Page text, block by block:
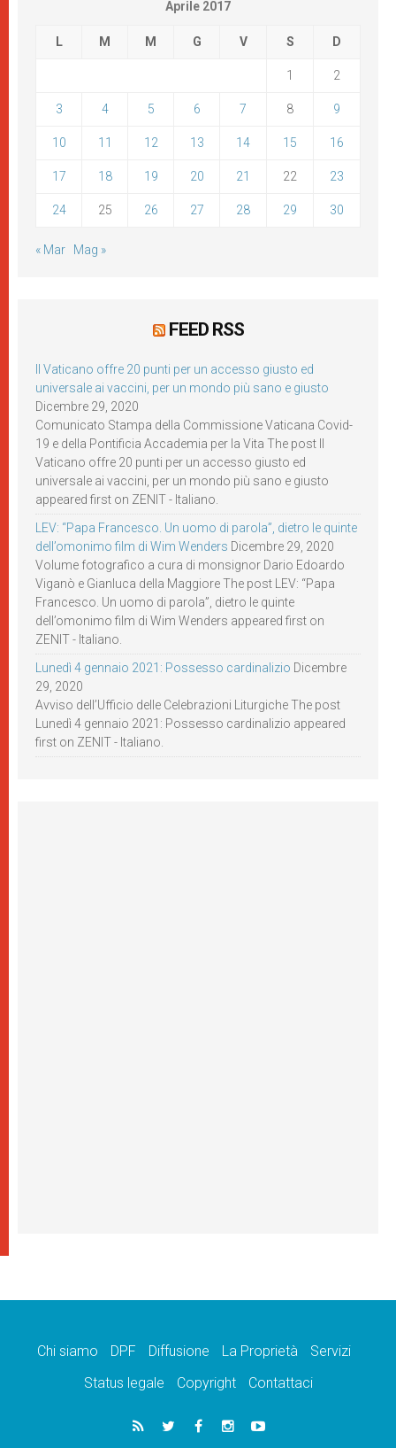
Aprile 2017
L M M G V S D
1 2
3 4 5 6 7 8 9
10 11 12 13 14 15 16
17 18 19 20 21 22 23
24 25 26 27 28 29 30
« Mar Mag »
FEED RSS
Il Vaticano offre 20 punti per un accesso giusto ed
universale ai vaccini, per un mondo più sano e giusto
Dicembre 29, 2020
Comunicato Stampa della Commissione Vaticana Covid-
19 e della Pontificia Accademia per la Vita The post Il
Vaticano offre 20 punti per un accesso giusto ed
universale ai vaccini, per un mondo più sano e giusto
appeared first on ZENIT - Italiano.
LEV: “Papa Francesco. Un uomo di parola”, dietro le quinte
dell’omonimo film di Wim Wenders Dicembre 29, 2020
Volume fotografico a cura di monsignor Dario Edoardo
Viganò e Gianluca della Maggiore The post LEV: “Papa
Francesco. Un uomo di parola”, dietro le quinte
dell’omonimo film di Wim Wenders appeared first on
ZENIT - Italiano.
Lunedì 4 gennaio 2021: Possesso cardinalizio Dicembre
29, 2020
Avviso dell’Ufficio delle Celebrazioni Liturgiche The post
Lunedì 4 gennaio 2021: Possesso cardinalizio appeared
first on ZENIT - Italiano.
Chi siamo DPF Diffusione La Proprietà
Servizi
Status legale
Copyright Contattaci